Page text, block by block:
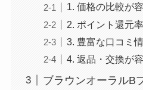
1. 価格の比較が
2. ポイント還元
3. 豊富な口コミ
4. 返品・交換が
ブラウンオーラルB